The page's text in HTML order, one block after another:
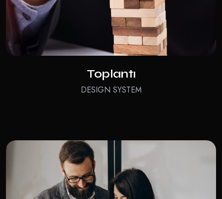
Toplantı
DESIGN SYSTEM